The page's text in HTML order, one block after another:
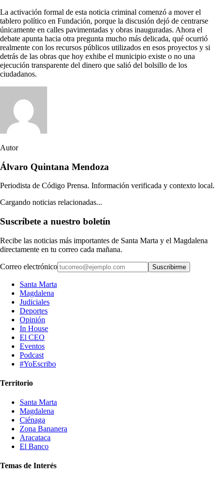
La activación formal de esta noticia criminal comenzó a mover el
tablero político en Fundación, porque la discusión dejó de centrarse
únicamente en calles pavimentadas y obras inauguradas. Ahora el
debate apunta hacia otra pregunta mucho más delicada, qué ocurrió
realmente con los recursos públicos utilizados en esos proyectos y si
detrás de las obras que hoy exhibe el municipio existe o no una
ejecución transparente del dinero que salió del bolsillo de los
ciudadanos.
Autor
Álvaro Quintana Mendoza
Periodista de Código Prensa. Información verificada y contexto local.
Cargando noticias relacionadas...
Suscríbete a nuestro boletín
Recibe las noticias más importantes de Santa Marta y el Magdalena
directamente en tu correo cada mañana.
Correo electrónico Suscribirme
Santa Marta
Magdalena
Judiciales
Deportes
Opinión
In House
El CEO
Eventos
Podcast
#YoEscribo
Territorio
Santa Marta
Magdalena
Ciénaga
Zona Bananera
Aracataca
El Banco
Temas de Interés